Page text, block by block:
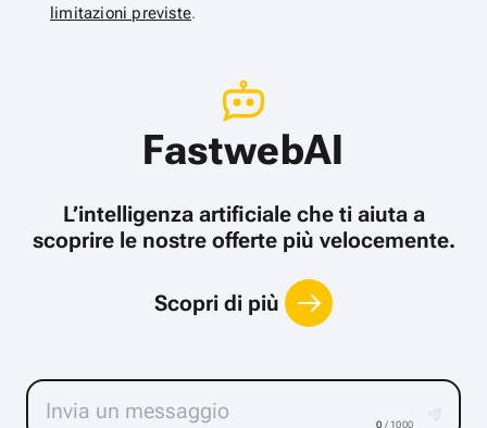
limitazioni previste.
FastwebAI
L’intelligenza artificiale che ti aiuta a
scoprire le nostre offerte più velocemente.
Scopri di più
0 / 1000